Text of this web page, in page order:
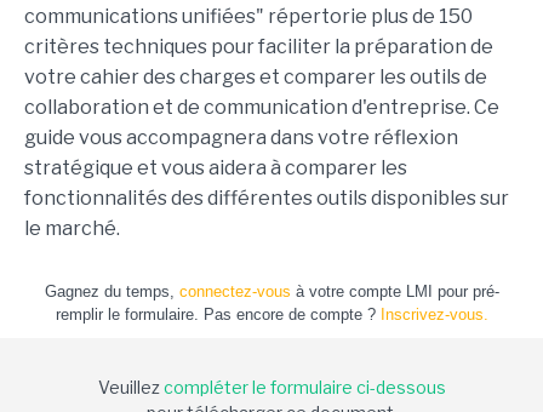
communications unifiées" répertorie plus de 150
critères techniques pour faciliter la préparation de
votre cahier des charges et comparer les outils de
collaboration et de communication d'entreprise. Ce
guide vous accompagnera dans votre réflexion
stratégique et vous aidera à comparer les
fonctionnalités des différentes outils disponibles sur
le marché.
Gagnez du temps, connectez-vous à votre compte LMI pour pré-
remplir le formulaire. Pas encore de compte ? Inscrivez-vous.
Veuillezcompléter le formulaire ci-dessous